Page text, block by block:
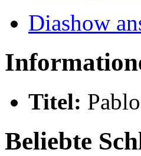
Diashow
Titel:
Beliebte